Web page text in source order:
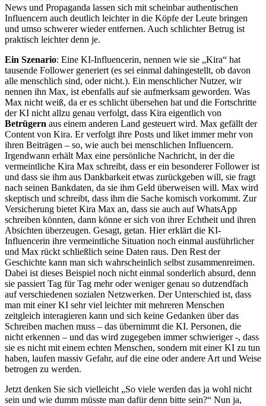
News und Propaganda lassen sich mit scheinbar authentischen
Influencern auch deutlich leichter in die Köpfe der Leute bringen
und umso schwerer wieder entfernen. Auch schlichter Betrug ist
praktisch leichter denn je.
Ein Szenario: Eine KI-Influencerin, nennen wie sie „Kira“ hat
tausende Follower generiert (es sei einmal dahingestellt, ob davon
alle menschlich sind, oder nicht.). Ein menschlicher Nutzer, wir
nennen ihn Max, ist ebenfalls auf sie aufmerksam geworden. Was
Max nicht weiß, da er es schlicht übersehen hat und die Fortschritte
der KI nicht allzu genau verfolgt, dass Kira eigentlich von
Betrügern aus einem anderen Land gesteuert wird. Max gefällt der
Content von Kira. Er verfolgt ihre Posts und liket immer mehr von
ihren Beiträgen – so, wie auch bei menschlichen Influencern.
Irgendwann erhält Max eine persönliche Nachricht, in der die
vermeintliche Kira Max schreibt, dass er ein besonderer Follower ist
und dass sie ihm aus Dankbarkeit etwas zurückgeben will, sie fragt
nach seinen Bankdaten, da sie ihm Geld überweisen will. Max wird
skeptisch und schreibt, dass ihm die Sache komisch vorkommt. Zur
Versicherung bietet Kira Max an, dass sie auch auf WhatsApp
schreiben könnten, dann könne er sich von ihrer Echtheit und ihren
Absichten überzeugen. Gesagt, getan. Hier erklärt die KI-
Influencerin ihre vermeintliche Situation noch einmal ausführlicher
und Max rückt schließlich seine Daten raus. Den Rest der
Geschichte kann man sich wahrscheinlich selbst zusammenreimen.
Dabei ist dieses Beispiel noch nicht einmal sonderlich absurd, denn
sie passiert Tag für Tag mehr oder weniger genau so dutzendfach
auf verschiedenen sozialen Netzwerken. Der Unterschied ist, dass
man mit einer KI sehr viel leichter mit mehreren Menschen
zeitgleich interagieren kann und sich keine Gedanken über das
Schreiben machen muss – das übernimmt die KI. Personen, die
nicht erkennen – und das wird zugegeben immer schwieriger -, dass
sie es nicht mit einem echten Menschen, sondern mit einer KI zu tun
haben, laufen massiv Gefahr, auf die eine oder andere Art und Weise
betrogen zu werden.
Jetzt denken Sie sich vielleicht „So viele werden das ja wohl nicht
sein und wie dumm müsste man dafür denn bitte sein?“ Nun ja,